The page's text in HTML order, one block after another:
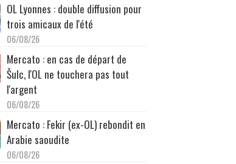
OL Lyonnes : double diffusion pour
trois amicaux de l'été
06/08/26
Mercato : en cas de départ de
Šulc, l'OL ne touchera pas tout
l'argent
06/08/26
Mercato : Fekir (ex-OL) rebondit en
Arabie saoudite
06/08/26